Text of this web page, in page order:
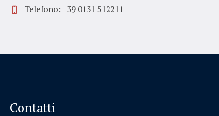
Telefono: +39 0131 512211
Contatti